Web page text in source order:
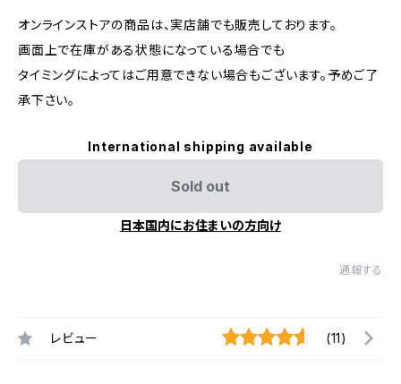
オンラインストアの商品は、実店舗でも販売しております。
画面上で在庫がある状態になっている場合でも
タイミングによってはご用意できない場合もございます。予めご了
承下さい。
International shipping available
Sold out
日本国内にお住まいの方向け
通報する
レビュー (11)